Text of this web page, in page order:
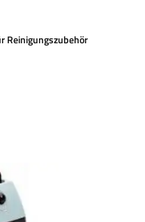
Reinigungszubehör